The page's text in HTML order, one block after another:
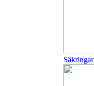
Säkringar